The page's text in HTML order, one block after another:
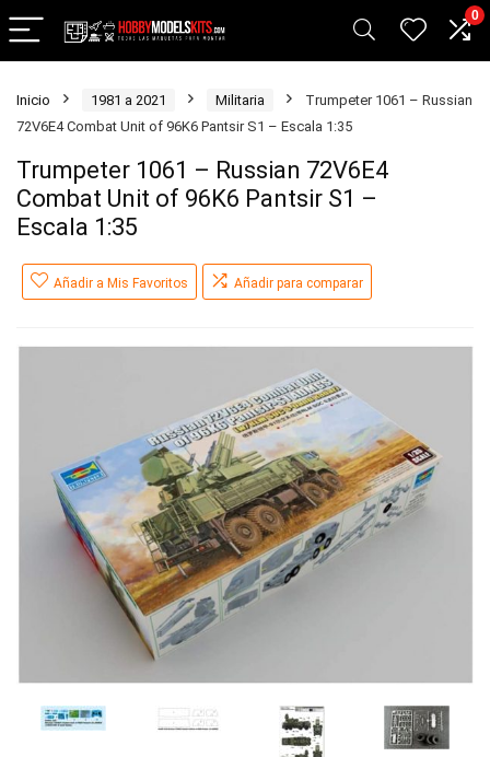
0
Inicio 1981 a 2021 Militaria
Trumpeter 1061 – Russian
72V6E4 Combat Unit of 96K6 Pantsir S1 – Escala 1:35
Trumpeter 1061 – Russian 72V6E4
Combat Unit of 96K6 Pantsir S1 –
Escala 1:35
Añadir a Mis Favoritos Añadir para comparar